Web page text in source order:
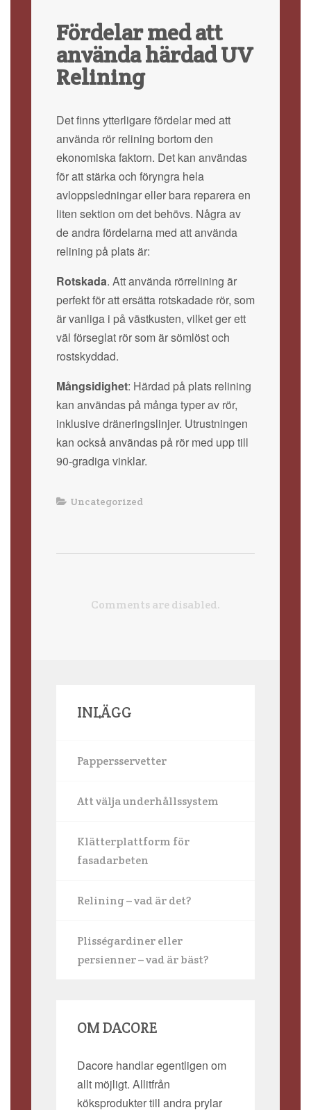
Fördelar med att
använda härdad UV
Relining
Det finns ytterligare fördelar med att
använda rör relining bortom den
ekonomiska faktorn. Det kan användas
för att stärka och föryngra hela
avloppsledningar eller bara reparera en
liten sektion om det behövs. Några av
de andra fördelarna med att använda
relining på plats är:
Rotskada. Att använda rörrelining är
perfekt för att ersätta rotskadade rör, som
är vanliga i på västkusten, vilket ger ett
väl förseglat rör som är sömlöst och
rostskyddad.
Mångsidighet: Härdad på plats relining
kan användas på många typer av rör,
inklusive dräneringslinjer. Utrustningen
kan också användas på rör med upp till
90-gradiga vinklar.
Uncategorized
Comments are disabled.
INLÄGG
Pappersservetter
Att välja underhållssystem
Klätterplattform för
fasadarbeten
Relining – vad är det?
Plisségardiner eller
persienner – vad är bäst?
OM DACORE
Dacore handlar egentligen om
allt möjligt. Allitfrån
köksprodukter till andra prylar